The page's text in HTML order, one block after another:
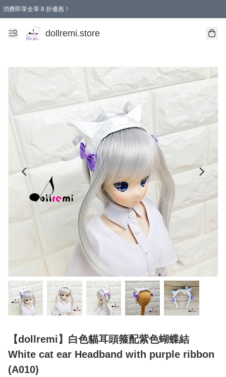
消費即享全單 8 折優惠！
購物滿 HKD 1500.00即享免運費優惠！（適用於 本地送貨、本地取貨、國際送貨 )
dollremi.store
【dollremi】白色貓耳頭箍配紫色蝴蝶結
White cat ear Headband with purple ribbon
(A010)